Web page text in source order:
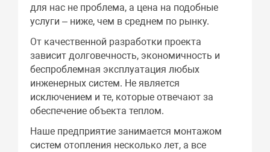
для нас не проблема, а цена на подобные
услуги – ниже, чем в среднем по рынку.
От качественной разработки проекта
зависит долговечность, экономичность и
беспроблемная эксплуатация любых
инженерных систем. Не является
исключением и те, которые отвечают за
обеспечение объекта теплом.
Наше предприятие занимается монтажом
систем отопления несколько лет, а все